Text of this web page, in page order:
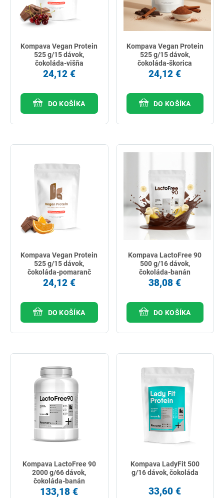
Kompava Vegan Protein
525 g/15 dávok,
čokoláda-višňa
24,12 €
DO KOŠÍKA
Kompava Vegan Protein
525 g/15 dávok,
čokoláda-škorica
24,12 €
DO KOŠÍKA
Kompava Vegan Protein
525 g/15 dávok,
čokoláda-pomaranč
24,12 €
DO KOŠÍKA
Kompava LactoFree 90
500 g/16 dávok,
čokoláda-banán
38,08 €
DO KOŠÍKA
Kompava LactoFree 90
2000 g/66 dávok,
čokoláda-banán
133,18 €
Kompava LadyFit 500
g/16 dávok, čokoláda
33,60 €